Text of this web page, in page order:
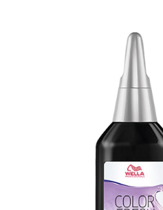
tuotteet -20 %!
ja saat nyt myös